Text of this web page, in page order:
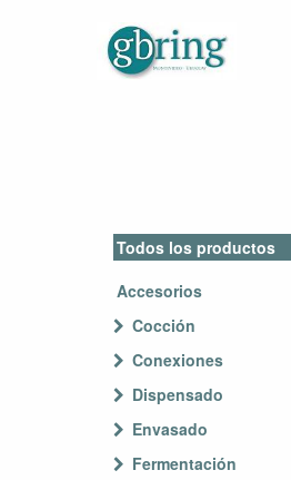
Todos los productos
Accesorios
Cocción
Conexiones
Dispensado
Envasado
Fermentación